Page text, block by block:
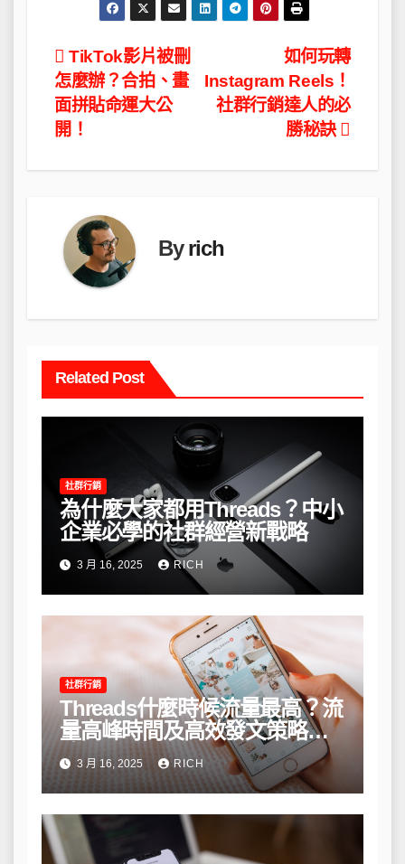
文
章
導
覽
如何玩轉
Instagram Reels！
社群行銷達人的必
勝秘訣
TikTok影片被刪
怎麼辦？合拍、畫
面拼貼命運大公
開！
Byrich
Related Post
社群行銷
為什麼大家都用Threads？中小
企業必學的社群經營新戰略
3 月 16, 2025 RICH
社群行銷
Threads什麼時候流量最高？流
量高峰時間及高效發文策略攻
略3 月 16, 2025 RICH